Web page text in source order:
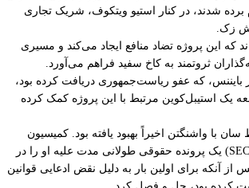
برده شدند، در کنار استیو ویتکوف، شریک تجاری
زک.
که این پروژه تضاد منافع ایجاد می‌کند و مسیری
ثروتمند به کاخ سفید فراهم می‌آورد.
بایننس، که عفو ریاست‌جمهوری دریافت کرده بود،
یک استیبل‌کوین مرتبط با این پروژه کمک کرده
با واشنگتن اخیراً بهبود یافته بود. کمیسیون
بورس و اوراق بهادار (SEC) یک پرونده حقوقی طولانی مدت علیه او را در
آنکه برای اولین بار به دلیل نقض ادعایی قوانین